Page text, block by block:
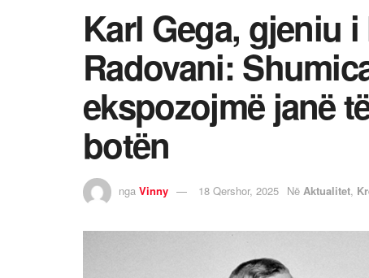
Karl Gega, gjeniu
Radovani:
ekspozojmë janë
botën
nga Vinny 18 Qershor, 2025 Në Aktualitet,